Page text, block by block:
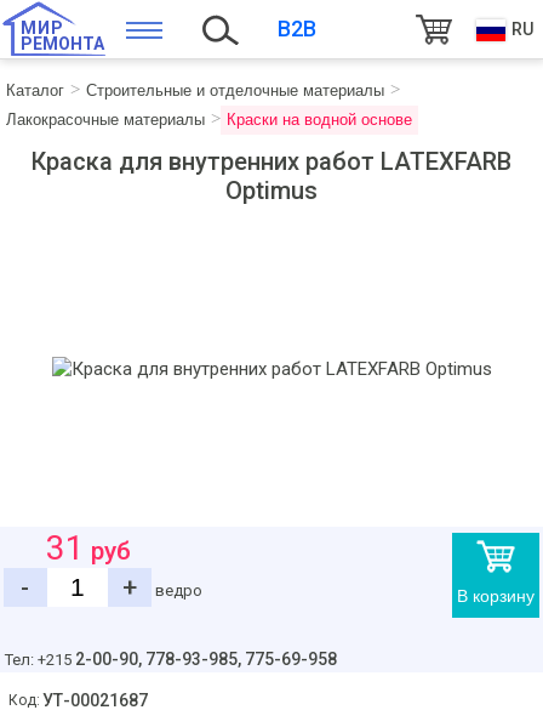
МИР
РЕМОНТА
B2B RU
Каталог
Строительные и отделочные материалы
Лакокрасочные материалы
Краски на водной основе
Краска для внутренних работ LATEXFARB
Optimus
В корзину
31 руб
-
+ ведро
Тел: +215 2-00-90, 778-93-985, 775-69-958
Код: УТ-00021687